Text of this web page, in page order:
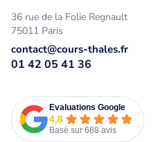
36 rue de la Folie Regnault
75011 Paris
contact@cours-thales.fr
01 42 05 41 36
Evaluations Google
4.8
Basé sur 688 avis